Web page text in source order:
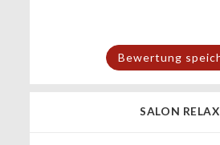
SALON RELAX